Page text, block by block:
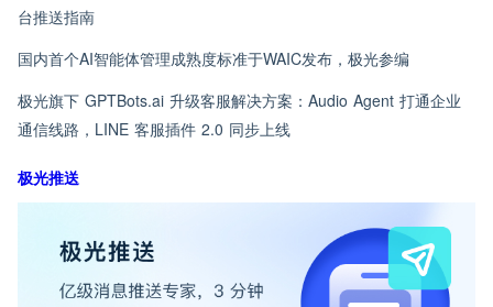
台推送指南
国内首个AI智能体管理成熟度标准于WAIC发布，极光参编
极光旗下 GPTBots.ai 升级客服解决方案：Audio Agent 打通企业
通信线路，LINE 客服插件 2.0 同步上线
极光推送